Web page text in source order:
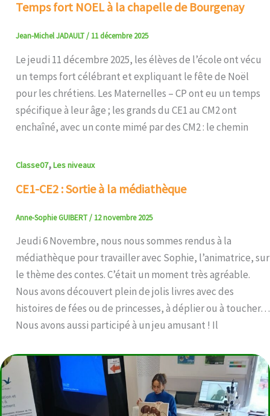
Temps fort NOEL à la chapelle de Bourgenay
Jean-Michel JADAULT/ 11 décembre 2025
Le jeudi 11 décembre 2025, les élèves de l’école ont vécu
un temps fort célébrant et expliquant le fête de Noël
pour les chrétiens. Les Maternelles – CP ont eu un temps
spécifique à leur âge ; les grands du CE1 au CM2 ont
enchaîné, avec un conte mimé par des CM2 : le chemin
Classe07,Les niveaux
CE1-CE2 : Sortie à la médiathèque
Anne-Sophie GUIBERT/ 12 novembre 2025
Jeudi 6 Novembre, nous nous sommes rendus à la
médiathèque pour travailler avec Sophie, l’animatrice, sur
le thème des contes. C’était un moment très agréable.
Nous avons découvert plein de jolis livres avec des
histoires de fées ou de princesses, à déplier ou à toucher…
Nous avons aussi participé à un jeu amusant ! Il